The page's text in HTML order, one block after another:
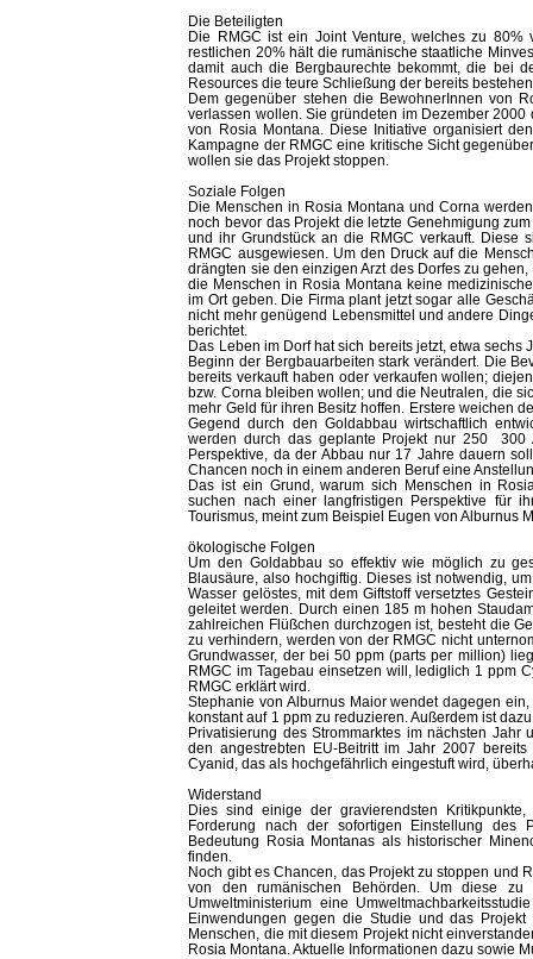
Die Beteiligten
Die RMGC ist ein Joint Venture, welches zu
restlichen 20% hält die rumänische staatliche
damit auch die Bergbaurechte bekommt, die bei
Resources die teure Schließung der bereits
Dem gegenüber stehen die BewohnerInnen von
verlassen wollen. Sie gründeten im Dezember
von Rosia Montana. Diese Initiative organisiert
Kampagne der RMGC eine kritische Sicht
wollen sie das Projekt stoppen.
Soziale Folgen
Die Menschen in Rosia Montana und Corna
noch bevor das Projekt die letzte Genehmigung
und ihr Grundstück an die RMGC verkauft. Diese
RMGC ausgewiesen. Um den Druck auf die
drängten sie den einzigen Arzt des Dorfes zu
die Menschen in Rosia Montana keine
im Ort geben. Die Firma plant jetzt sogar alle
nicht mehr genügend Lebensmittel und andere
berichtet.
Das Leben im Dorf hat sich bereits jetzt, etwa
Beginn der Bergbauarbeiten stark verändert. Die
bereits verkauft haben oder verkaufen wollen;
bzw. Corna bleiben wollen; und die Neutralen, die
mehr Geld für ihren Besitz hoffen. Erstere weichen
Gegend durch den Goldabbau wirtschaftlich
werden durch das geplante Projekt nur 250 300
Perspektive, da der Abbau nur 17 Jahre dauern
Chancen noch in einem anderen Beruf eine
Das ist ein Grund, warum sich Menschen in
suchen nach einer langfristigen Perspektive für
Tourismus, meint zum Beispiel Eugen von Alburnus
ökologische Folgen
Um den Goldabbau so effektiv wie möglich zu
Blausäure, also hochgiftig. Dieses ist notwendig,
Wasser gelöstes, mit dem Giftstoff versetztes
geleitet werden. Durch einen 185 m hohen
zahlreichen Flüßchen durchzogen ist, besteht die
zu verhindern, werden von der RMGC nicht
Grundwasser, der bei 50 ppm (parts per million)
RMGC im Tagebau einsetzen will, lediglich 1 ppm
RMGC erklärt wird.
Stephanie von Alburnus Maior wendet dagegen
konstant auf 1 ppm zu reduzieren. Außerdem ist
Privatisierung des Strommarktes im nächsten
den angestrebten EU-Beitritt im Jahr 2007
Cyanid, das als hochgefährlich eingestuft wird,
Widerstand
Dies sind einige der gravierendsten
Forderung nach der sofortigen Einstellung des
Bedeutung Rosia Montanas als historischer
finden.
Noch gibt es Chancen, das Projekt zu stoppen und
von den rumänischen Behörden. Um diese
Umweltministerium eine
Einwendungen gegen die Studie und das
Menschen, die mit diesem Projekt nicht
Rosia Montana. Aktuelle Informationen dazu sowie